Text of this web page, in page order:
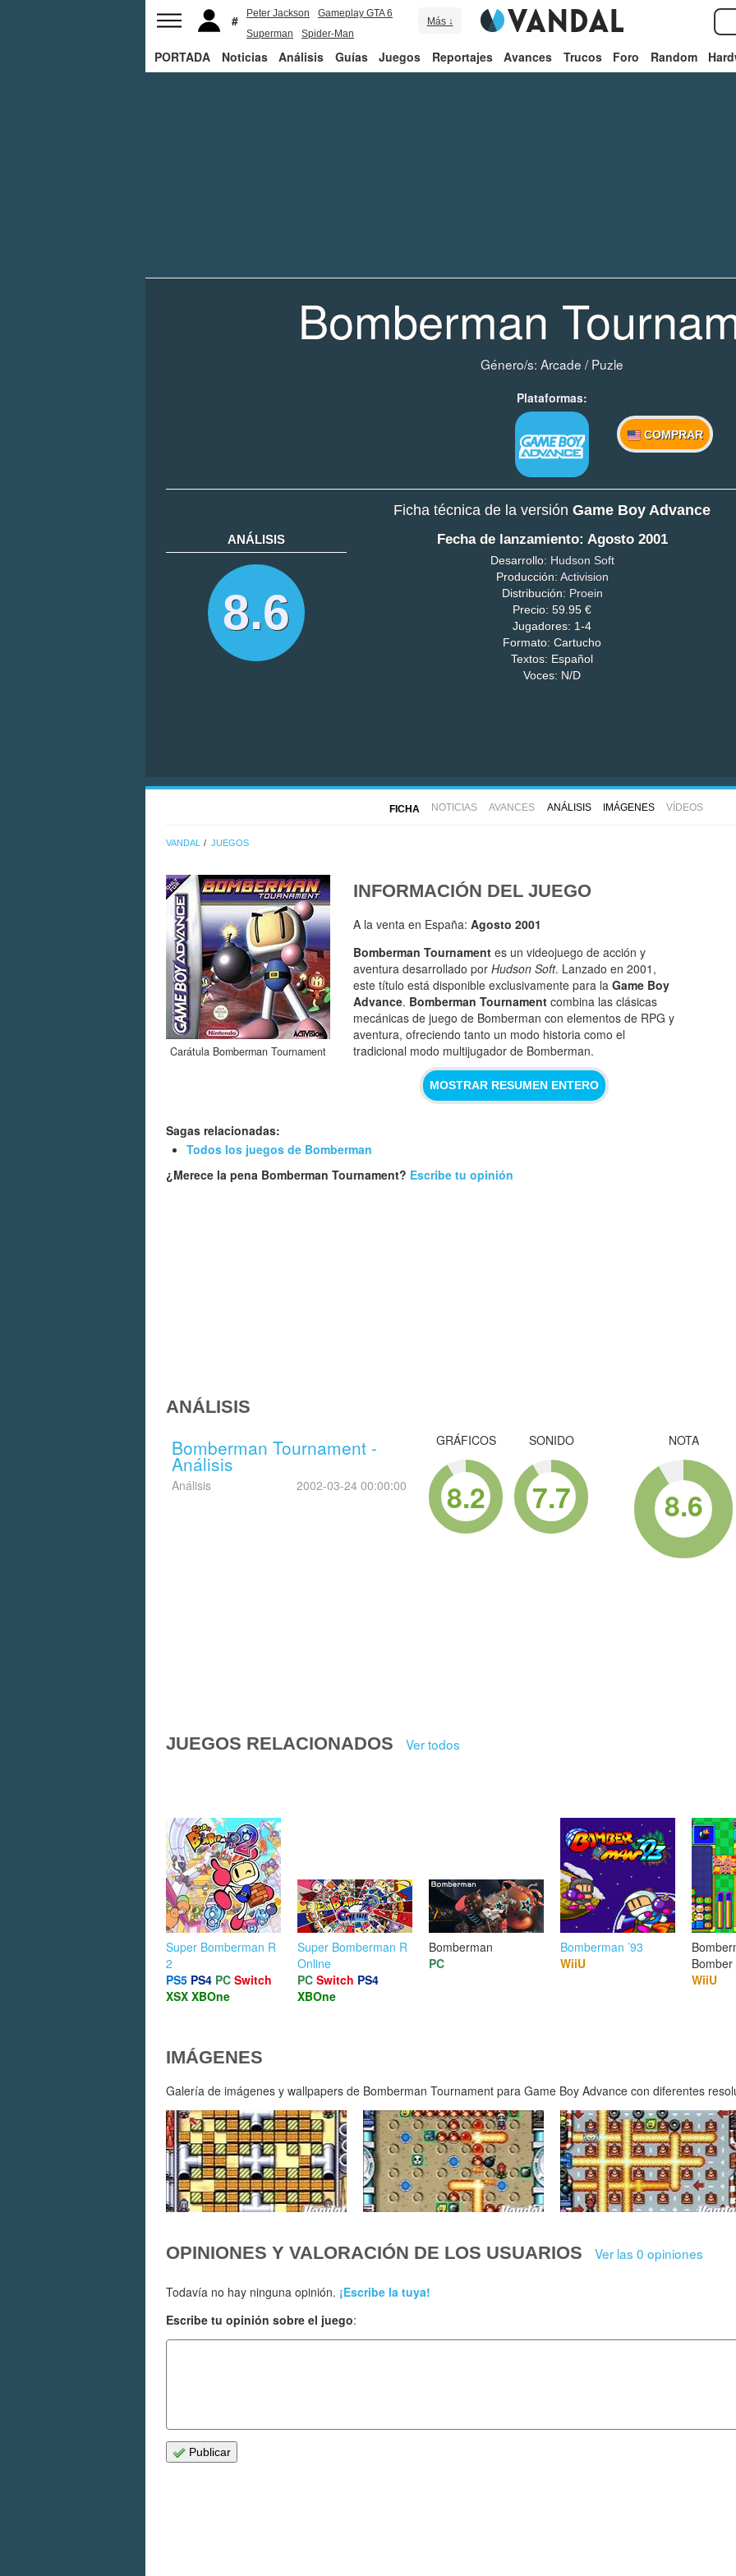
Peter Jackson
Gameplay GTA 6
Superman
Spider-Man
Más ↓
PORTADA Noticias Análisis Guías Juegos Reportajes Avances Trucos Foro Random
Bomberman
Género/s: Arcade /Puzle
Plataformas:
COMPRAR
Ficha técnica de la versión Game Boy Advance
ANÁLISIS
8.6
Fecha de lanzamiento: Agosto 2001
Desarrollo: Hudson Soft
Producción: Activision
Distribución: Proein
Precio: 59.95 €
Jugadores: 1-4
Formato: Cartucho
Textos: Español
Voces: N/D
FICHA NOTICIAS AVANCES ANÁLISIS IMÁGENES VÍDEOS
VANDAL JUEGOS
Carátula Bomberman Tournament
INFORMACIÓN DEL JUEGO
A la venta en España: Agosto 2001
Bomberman Tournament es un videojuego de acción y
aventura desarrollado por Hudson Soft. Lanzado en 2001,
este título está disponible exclusivamente para la Game Boy
Advance. Bomberman Tournament combina las clásicas
mecánicas de juego de Bomberman con elementos de RPG y
aventura, ofreciendo tanto un modo historia como el
tradicional modo multijugador de Bomberman.
MOSTRAR RESUMEN ENTERO
Sagas relacionadas:
Todos los juegos de Bomberman
¿Merece la pena Bomberman Tournament? Escribe tu opinión
ANÁLISIS
Bomberman Tournament -
Análisis
Análisis 2002-03-24 00:00:00
GRÁFICOS
8.2
SONIDO
7.7
NOTA
8.6
JUEGOS RELACIONADOS Ver todos
Super Bomberman R
2
PS5 PS4 PC Switch
XSX XBOne
Super Bomberman R
Online
PC Switch PS4
XBOne
Bomberman
PC
Bomberman ’93
WiiU
Bomber
WiiU
IMÁGENES
Galería de imágenes y wallpapers de Bomberman Tournament para Game Boy Advance con diferentes
OPINIONES Y VALORACIÓN DE LOS USUARIOS Ver las 0 opiniones
Todavía no hay ninguna opinión. ¡Escribe la tuya!
Escribe tu opinión sobre el juego:
Publicar